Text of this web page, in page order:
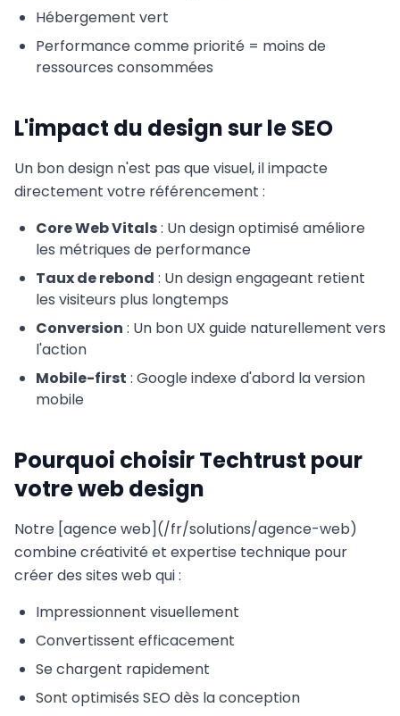
Hébergement vert
Performance comme priorité = moins de
ressources consommées
L'impact du design sur le SEO
Un bon design n'est pas que visuel, il impacte
directement votre référencement :
Core Web Vitals: Un design optimisé améliore
les métriques de performance
Taux de rebond : Un design engageant retient
les visiteurs plus longtemps
Conversion : Un bon UX guide naturellement vers
l'action
Mobile-first : Google indexe d'abord la version
mobile
Pourquoi choisir Techtrust pour
votre web design
Notre [agence web](/fr/solutions/agence-web)
combine créativité et expertise technique pour
créer des sites web qui :
Impressionnent visuellement
Convertissent efficacement
Se chargent rapidement
Sont optimisés SEO dès la conception